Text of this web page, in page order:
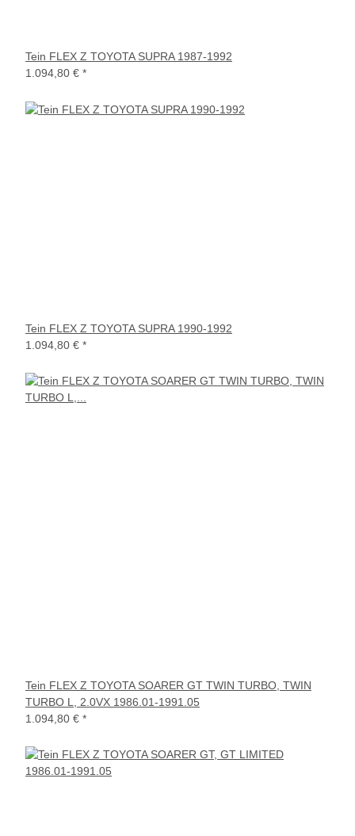
Tein FLEX Z TOYOTA SUPRA 1987-1992
1.094,80 € *
Tein FLEX Z TOYOTA SUPRA 1990-1992
1.094,80 € *
Tein FLEX Z TOYOTA SOARER GT TWIN TURBO, TWIN
TURBO L, 2.0VX 1986.01-1991.05
1.094,80 € *